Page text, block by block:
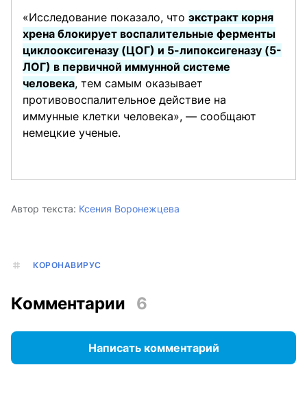
«Исследование показало, что экстракт корня
хрена блокирует воспалительные ферменты
циклооксигеназу (ЦОГ) и 5-липоксигеназу (5-
ЛОГ) в первичной иммунной системе
человека, тем самым оказывает
противовоспалительное действие на
иммунные клетки человека», — сообщают
немецкие ученые.
Автор текста: Ксения Воронежцева
КОРОНАВИРУС
Комментарии 6
Написать комментарий